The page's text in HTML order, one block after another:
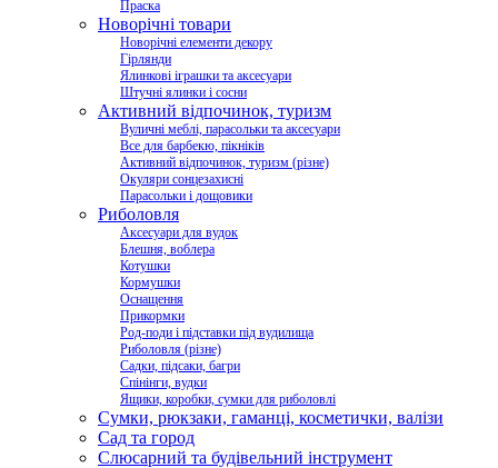
Праска
Новорічні товари
Новорічні елементи декору
Гірлянди
Ялинкові іграшки та аксесуари
Штучні ялинки і сосни
Активний відпочинок, туризм
Вуличні меблі, парасольки та аксесуари
Все для барбекю, пікніків
Активний відпочинок, туризм (різне)
Окуляри сонцезахисні
Парасольки і дощовики
Риболовля
Аксесуари для вудок
Блешня, воблера
Котушки
Кормушки
Оснащення
Прикормки
Род-поди і підставки під вудилища
Риболовля (різне)
Садки, підсаки, багри
Спінінги, вудки
Ящики, коробки, сумки для риболовлі
Сумки, рюкзаки, гаманці, косметички, валізи
Сад та город
Слюсарний та будівельний інструмент